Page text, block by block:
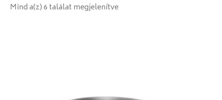
Mind a(z) 6 találat megjelenítve